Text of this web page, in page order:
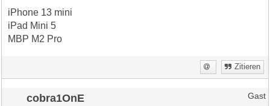
iPhone 13 mini
iPad Mini 5
MBP M2 Pro
Zitieren
cobra1OnE Gast